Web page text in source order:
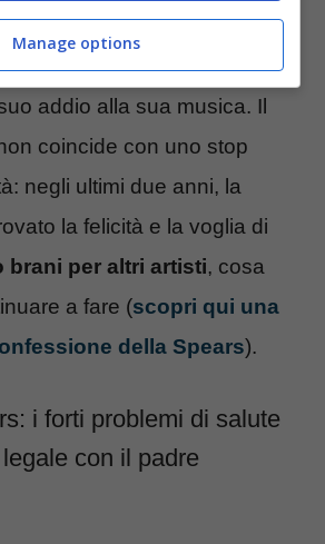
di recente non ha intenzione
visto che ha
addio alla sua musica. Il
coincide con uno stop
negli ultimi due anni, la
la felicità e la voglia di
brani per altri artisti, cosa
a fare (scopri qui una
della Spears).
i forti problemi di salute
con il padre
Manage options